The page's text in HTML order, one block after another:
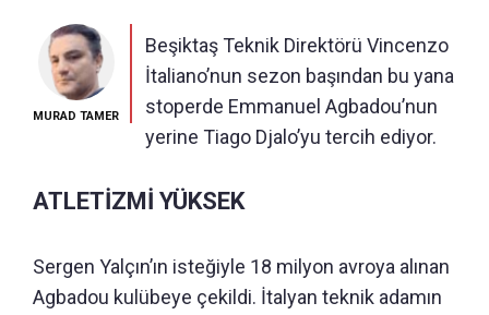
MURAD TAMER
Beşiktaş Teknik Direktörü Vincenzo
İtaliano’nun sezon başından bu yana
stoperde Emmanuel Agbadou’nun
yerine Tiago Djalo’yu tercih ediyor.
ATLETİZMİ YÜKSEK
Sergen Yalçın’ın isteğiyle 18 milyon avroya alınan
Agbadou kulübeye çekildi. İtalyan teknik adamın